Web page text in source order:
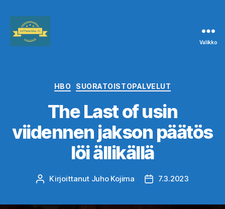
Valikko
Kategoriat
HBO SUORATOISTOPALVELUT
The Last of usin
viidennen jakson päätös
löi ällikällä
Kirjoittaja
Kirjoittanut Juho Kojima Julkaisupäivämäärä
7.3.2023